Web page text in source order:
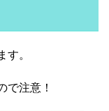
す。
で注意！